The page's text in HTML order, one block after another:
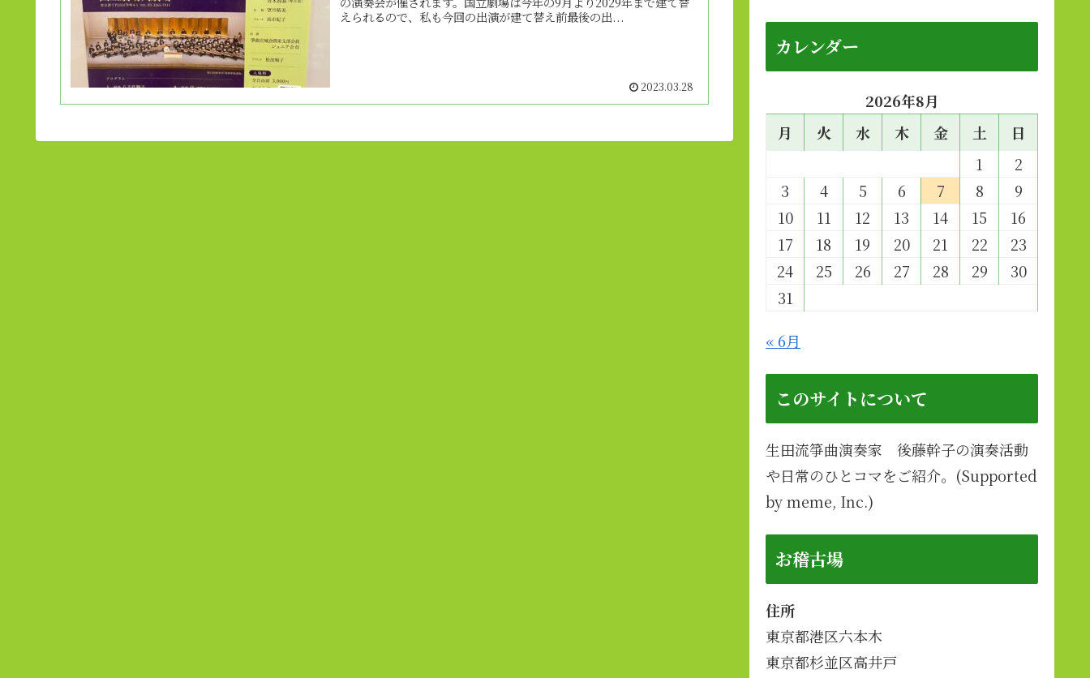
えられるので、私も今回の出演が建て替え前最後の出...
2023.03.28
カレンダー
2026年8月
月
火 水 木 金 土
日
1
2
3
4 5 6 7 8
9
10
11 12 13 14 15
16
17
18 19 20 21 22
23
24
25 26 27 28 29
30
31
« 6月
このサイトについて
生田流箏曲演奏家 後藤幹子の演奏活動
や日常のひとコマをご紹介。(Supported
by meme, Inc.)
お稽古場
住所
東京都港区六本木
東京都杉並区高井戸